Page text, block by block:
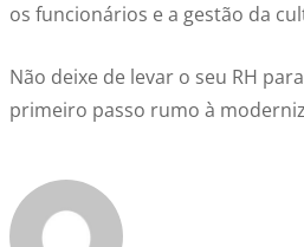
os funcionários e a gestão da
Não deixe de levar o seu RH
primeiro passo rumo à